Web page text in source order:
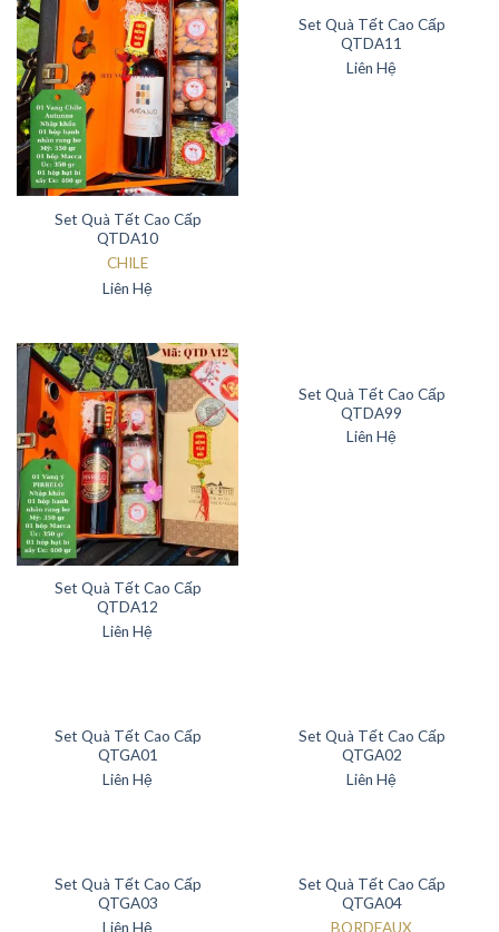
Set Quà Tết Cao Cấp
QTDA10
CHILE
Liên Hệ
Set Quà Tết Cao Cấp
QTDA11
Liên Hệ
Set Quà Tết Cao Cấp
QTDA12
Liên Hệ
Set Quà Tết Cao Cấp
QTDA99
Liên Hệ
Set Quà Tết Cao Cấp
QTGA01
Liên Hệ
Set Quà Tết Cao Cấp
QTGA02
Liên Hệ
Set Quà Tết Cao Cấp
QTGA03
Liên Hệ
Set Quà Tết Cao Cấp
QTGA04
BORDEAUX